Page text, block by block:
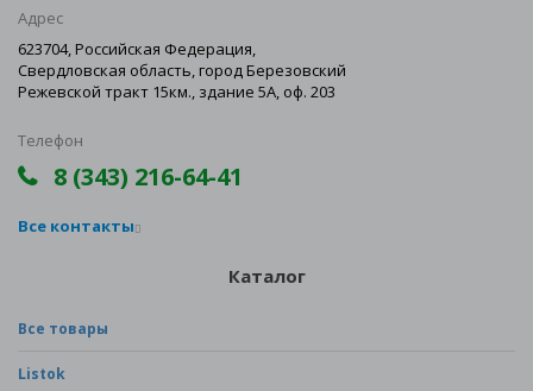
Адрес
623704, Российская Федерация,
Свердловская область, город Березовский
Режевской тракт 15км., здание 5А, оф. 203
Телефон
8 (343) 216-64-41
Все контакты
Каталог
Все товары
Listok